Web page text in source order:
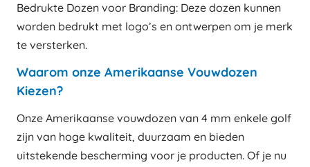
Bedrukte Dozen voor Branding: Deze dozen kunnen
worden bedrukt met logo’s en ontwerpen om je merk
te versterken.
Waarom onze Amerikaanse Vouwdozen
Kiezen?
Onze Amerikaanse vouwdozen van 4 mm enkele golf
zijn van hoge kwaliteit, duurzaam en bieden
uitstekende bescherming voor je producten. Of je nu